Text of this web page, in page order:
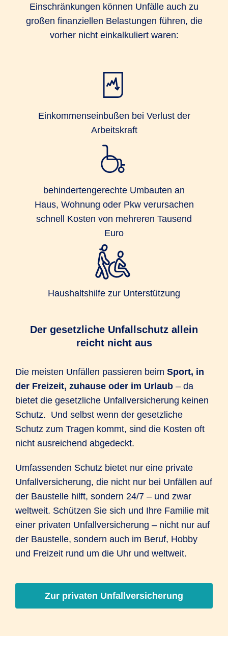
Einschränkungen können Unfälle auch zu
großen finanziellen Belastungen führen, die
vorher nicht einkalkuliert waren:
Einkommenseinbußen bei Verlust der
Arbeitskraft
behindertengerechte Umbauten an
Haus, Wohnung oder Pkw verursachen
schnell Kosten von mehreren Tausend
Euro
Haushaltshilfe zur Unterstützung
Der gesetzliche Unfallschutz allein
reicht nicht aus
Die meisten Unfällen passieren beim Sport, in
der Freizeit, zuhause oder im Urlaub – da
bietet die gesetzliche Unfallversicherung keinen
Schutz. Und selbst wenn der gesetzliche
Schutz zum Tragen kommt, sind die Kosten oft
nicht ausreichend abgedeckt.
Umfassenden Schutz bietet nur eine private
Unfallversicherung, die nicht nur bei Unfällen auf
der Baustelle hilft, sondern 24/7 – und zwar
weltweit. Schützen Sie sich und Ihre Familie mit
einer privaten Unfallversicherung – nicht nur auf
der Baustelle, sondern auch im Beruf, Hobby
und Freizeit rund um die Uhr und weltweit.
Zur privaten Unfallversicherung